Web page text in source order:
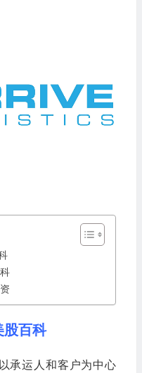
百科
承运人和客户为中心